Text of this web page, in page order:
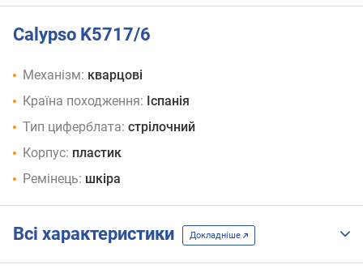
Calypso K5717/6
Механізм: кварцові
Країна походження: Іспанія
Тип циферблата: стрілочний
Корпус: пластик
Ремінець: шкіра
Всі характеристики Докладніше